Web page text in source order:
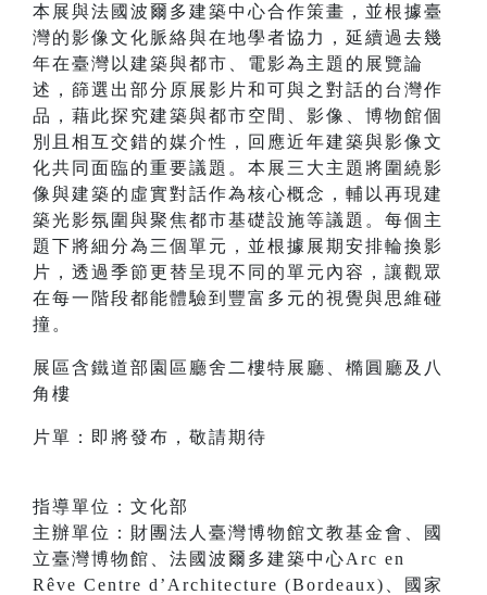
本展與法國波爾多建築中心合作策畫，並根據臺
灣的影像文化脈絡與在地學者協力，延續過去幾
年在臺灣以建築與都市、電影為主題的展覽論
述，篩選出部分原展影片和可與之對話的台灣作
品，藉此探究建築與都市空間、影像、博物館個
別且相互交錯的媒介性，回應近年建築與影像文
化共同面臨的重要議題。本展三大主題將圍繞影
像與建築的虛實對話作為核心概念，輔以再現建
築光影氛圍與聚焦都市基礎設施等議題。每個主
題下將細分為三個單元，並根據展期安排輪換影
片，透過季節更替呈現不同的單元內容，讓觀眾
在每一階段都能體驗到豐富多元的視覺與思維碰
撞。
展區含鐵道部園區廳舍二樓特展廳、橢圓廳及八
角樓
片單：即將發布，敬請期待
指導單位：文化部
主辦單位：財團法人臺灣博物館文教基金會、國
立臺灣博物館、法國波爾多建築中心Arc en
Rêve Centre d’Architecture (Bordeaux)、國家